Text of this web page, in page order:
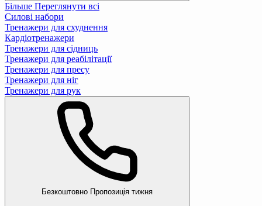
Більше Переглянути всі
Силові набори
Тренажери для схуднення
Кардіотренажери
Тренажери для сідниць
Тренажери для реабілітації
Тренажери для пресу
Тренажери для ніг
Тренажери для рук
Безкоштовно Пропозиція тижня